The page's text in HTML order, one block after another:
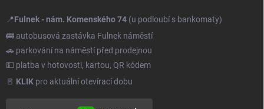
📍Fulnek - nám. Komenského 74 (u podloubí s bankomaty)
🚌 autobusová zastávka Fulnek náměstí
🚗 parkování na náměstí před prodejnou
💵 platba v hotovosti, kartou, QR kódem
🚪 KLIK pro aktuální otevírací dobu